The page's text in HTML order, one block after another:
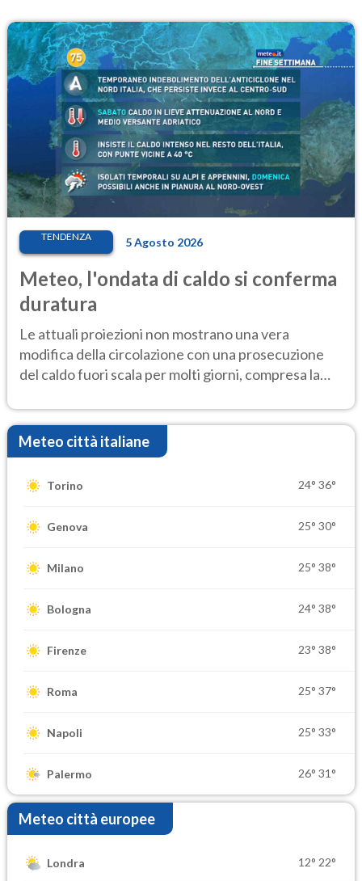
TENDENZA 5 Agosto 2026
Meteo, l'ondata di caldo si conferma
duratura
Le attuali proiezioni non mostrano una vera
modifica della circolazione con una prosecuzione
del caldo fuori scala per molti giorni, compresa la
Meteo città italiane
Torino 24° 36°
Genova 25° 30°
Milano 25° 38°
Bologna 24° 38°
Firenze 23° 38°
Roma 25° 37°
Napoli 25° 33°
Palermo 26° 31°
Meteo città europee
Londra 12° 22°